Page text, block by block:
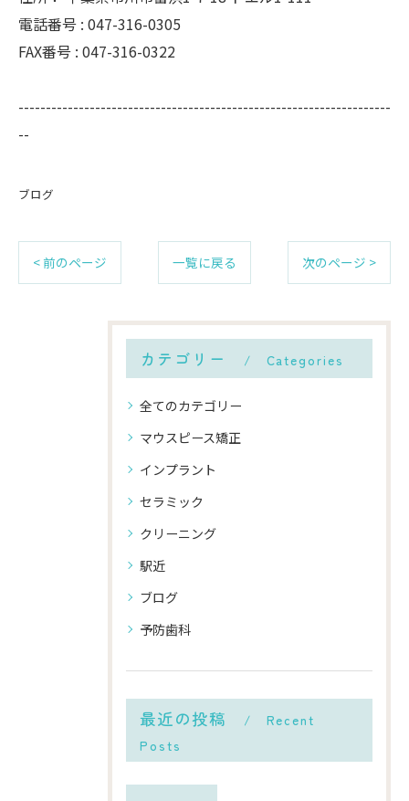
電話番号 : 047-316-0305
FAX番号 : 047-316-0322
--------------------------------------------------------------------
--
ブログ
< 前のページ 一覧に戻る 次のページ >
カテゴリー Categories
全てのカテゴリー
マウスピース矯正
インプラント
セラミック
クリーニング
駅近
ブログ
予防歯科
最近の投稿
Recent
Posts